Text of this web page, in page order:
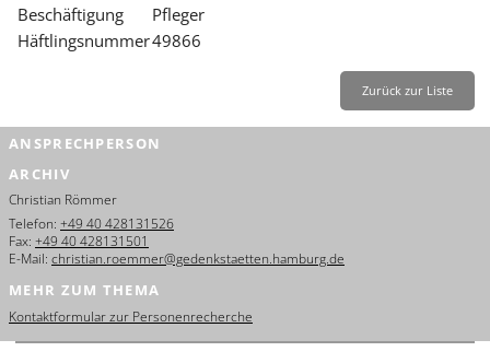
SERVICE
Français
Dansk
Español
Leichte Sprache
Beschäftigung
Pfleger
Häftlingsnummer49866
Zurück zur Liste
ANSPRECHPERSON
ARCHIV
Christian Römmer
Telefon: +49 40 428131526
Fax: +49 40 428131501
E-Mail: christian.roemmer@gedenkstaetten.hamburg.de
MEHR ZUM THEMA
Kontaktformular zur Personenrecherche